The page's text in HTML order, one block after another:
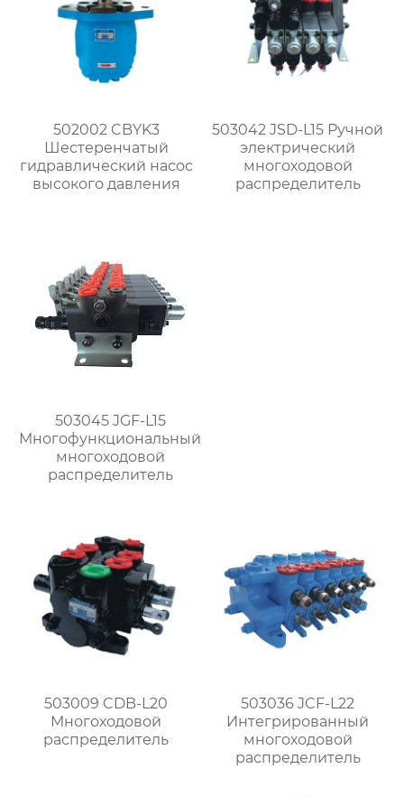
502002 CBYK3
Шестеренчатый
гидравлический насос
высокого давления
503042 JSD-L15 Ручной
электрический
многоходовой
распределитель
503045 JGF-L15
Многофункциональный
многоходовой
распределитель
503009 CDB-L20
Многоходовой
распределитель
503036 JCF-L22
Интегрированный
многоходовой
распределитель